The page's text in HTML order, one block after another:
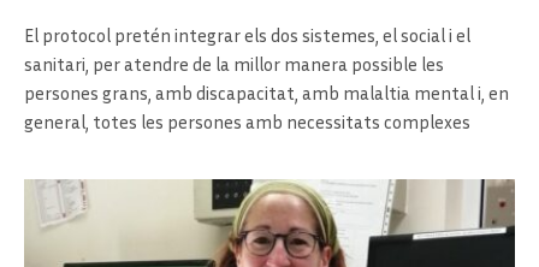
El protocol pretén integrar els dos sistemes, el social i el
sanitari, per atendre de la millor manera possible les
persones grans, amb discapacitat, amb malaltia mental i, en
general, totes les persones amb necessitats complexes